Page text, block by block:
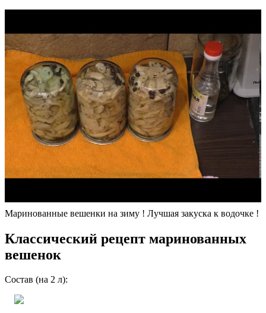
Маринованные вешенки на зиму ! Лучшая закуска к водочке !
Классический рецепт маринованных
вешенок
Состав (на 2 л):